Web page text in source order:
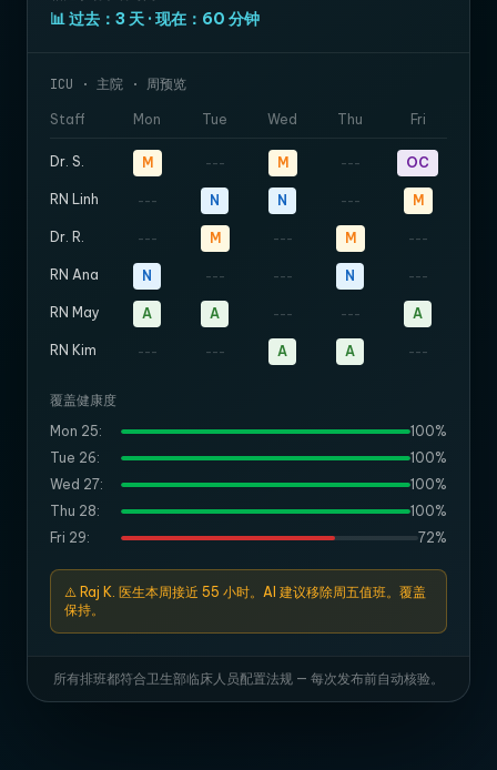
📊 过去：3 天 · 现在：60 分钟
ICU · 主院 · 周预览
Staff Mon Tue Wed Thu Fri
Dr. S. M --- M --- OC
RN Linh --- N N --- M
Dr. R. --- M --- M ---
RN Ana N --- --- N ---
RN May A A --- --- A
RN Kim --- --- A A ---
覆盖健康度
Mon 25:
100%
Tue 26:
100%
Wed 27:
100%
Thu 28:
100%
Fri 29:
72%
⚠️ Raj K. 医生本周接近 55 小时。AI 建议移除周五值班。覆盖
保持。
所有排班都符合卫生部临床人员配置法规 — 每次发布前自动核验。